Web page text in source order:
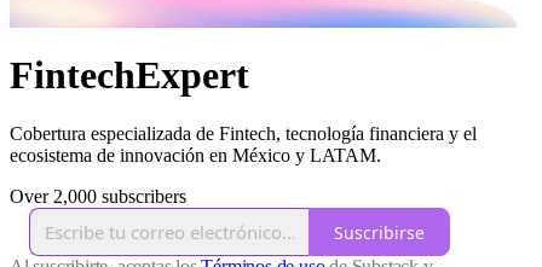
FintechExpert
Cobertura especializada de Fintech, tecnología financiera y el
ecosistema de innovación en México y LATAM.
Over 2,000 subscribers
Suscribirse